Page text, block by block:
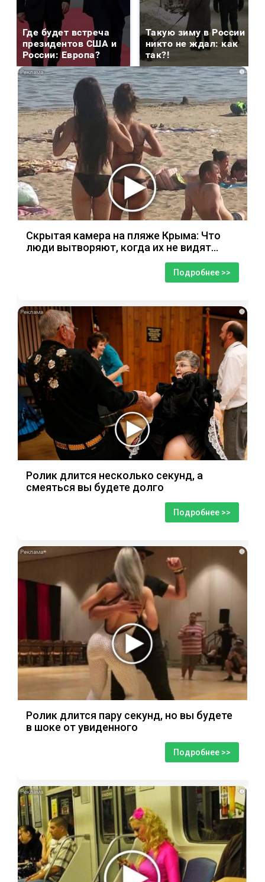
Где будет встреча
президентов США и
России: Европа?
Такую зиму в России
никто не ждал: как
так?!
i
Скрытая камера на пляже Крыма: Что
люди вытворяют, когда их не видят...
Подробнее >>
i
Ролик длится несколько секунд, а
смеяться вы будете долго
Подробнее >>
i
Ролик длится пару секунд, но вы будете
в шоке от увиденного
Подробнее >>
i